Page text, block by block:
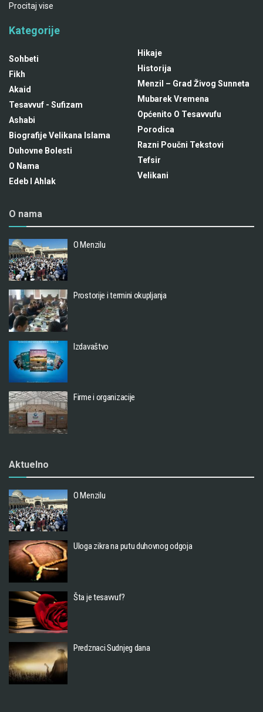
Procitaj vise
Kategorije
Sohbeti
Fikh
Akaid
Tesavvuf - Sufizam
Ashabi
Biografije Velikana Islama
Duhovne Bolesti
O Nama
Edeb I Ahlak
Hikaje
Historija
Menzil – Grad Živog Sunneta
Mubarek Vremena
Općenito O Tesavvufu
Porodica
Razni Poučni Tekstovi
Tefsir
Velikani
O nama
O Menzilu
Prostorije i termini okupljanja
Izdavaštvo
Firme i organizacije
Aktuelno
O Menzilu
Uloga zikra na putu duhovnog odgoja
Šta je tesavvuf?
Predznaci Sudnjeg dana